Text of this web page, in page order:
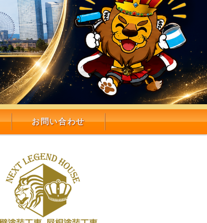
お問い合わせ